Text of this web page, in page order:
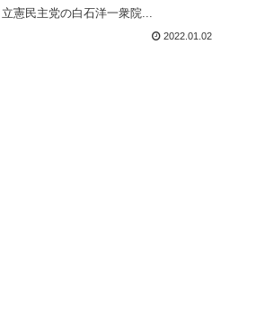
状はありません。私は大丈夫
立憲民主党の白石洋一衆院...
2022.01.02